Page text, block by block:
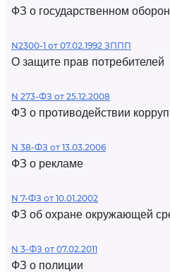
ФЗ о государственном
N2300-1 от 07.02.1992 ЗППП
О защите прав потребителей
N 273-ФЗ от 25.12.2008
ФЗ о противодействии
N 38-ФЗ от 13.03.2006
ФЗ о рекламе
N 7-ФЗ от 10.01.2002
ФЗ об охране окружающей
N 3-ФЗ от 07.02.2011
ФЗ о полиции